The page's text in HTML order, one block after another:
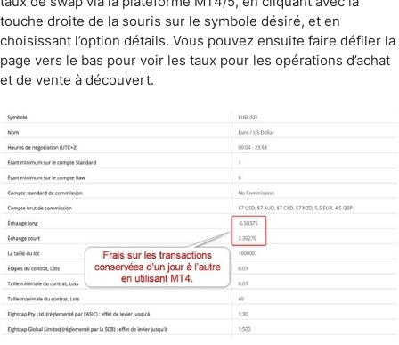
touche droite de la souris sur le symbole désiré, et en
choisissant l’option détails. Vous pouvez ensuite faire défiler la
page vers le bas pour voir les taux pour les opérations d’achat
et de vente à découvert.